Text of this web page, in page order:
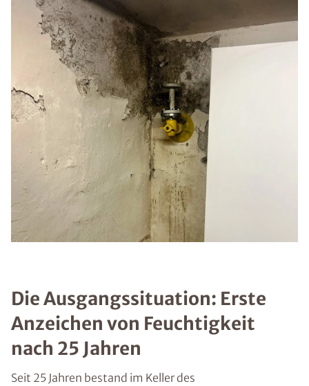
Die Ausgangssituation: Erste
Anzeichen von Feuchtigkeit
nach 25 Jahren
Seit 25 Jahren bestand im Keller des